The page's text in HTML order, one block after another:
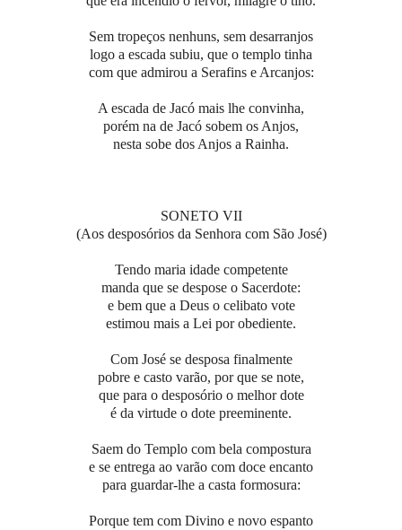
Sem tropeços nenhuns, sem desarranjos
logo a escada subiu, que o templo tinha
com que admirou a Serafins e Arcanjos:
A escada de Jacó mais lhe convinha,
porém na de Jacó sobem os Anjos,
nesta sobe dos Anjos a Rainha.
SONETO VII
(Aos desposórios da Senhora com São José)
Tendo maria idade competente
manda que se despose o Sacerdote:
e bem que a Deus o celibato vote
estimou mais a Lei por obediente.
Com José se desposa finalmente
pobre e casto varão, por que se note,
que para o desposório o melhor dote
é da virtude o dote preeminente.
Saem do Templo com bela compostura
e se entrega ao varão com doce encanto
para guardar-lhe a casta formosura:
Porque tem com Divino e novo espanto